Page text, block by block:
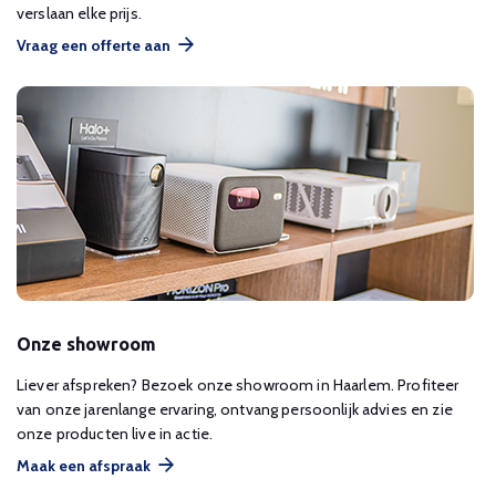
verslaan elke prijs.
Vraag een offerte aan
Onze showroom
Liever afspreken? Bezoek onze showroom in Haarlem. Profiteer
van onze jarenlange ervaring, ontvang persoonlijk advies en zie
onze producten live in actie.
Maak een afspraak